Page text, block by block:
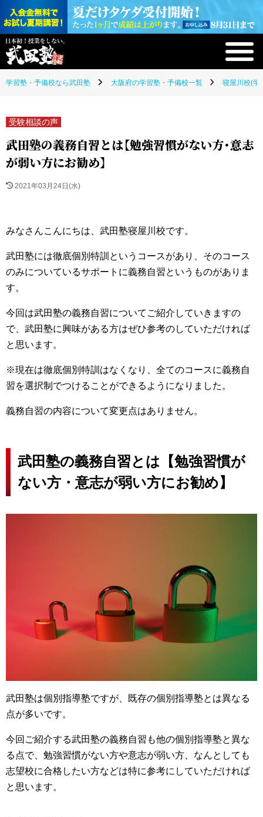
学習塾・予備校なら武田塾 大阪府の学習塾・予備校一覧 寝屋川校(学
受験相談の声
武田塾の義務自習とは【勉強習慣がない方・意志
が弱い方にお勧め】
2021年03月24日(水)
みなさんこんにちは、武田塾寝屋川校です。
武田塾には徹底個別特訓というコースがあり、そのコース
のみについているサポートに義務自習というものがありま
す。
今回は武田塾の義務自習についてご紹介していきますの
で、武田塾に興味がある方はぜひ参考のしていただければ
と思います。
※現在は徹底個別特訓はなくなり、全てのコースに義務自
習を選択制でつけることができるようになりました。
義務自習の内容について変更点はありません。
武田塾の義務自習とは【勉強習慣が
ない方・意志が弱い方にお勧め】
武田塾は個別指導塾ですが、既存の個別指導塾とは異なる
点が多いです。
今回ご紹介する武田塾の義務自習も他の個別指導塾と異な
る点で、勉強習慣がない方や意志が弱い方、なんとしても
志望校に合格したい方などは特に参考にしていただければ
と思います。